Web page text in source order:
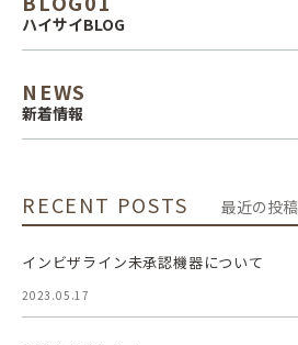
ハイサイBLOG
NEWS
新着情報
RECENT POSTS 最近の投稿
インビザライン未承認機器について
2023.05.17